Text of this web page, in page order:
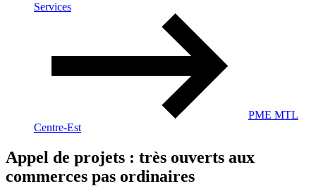
Services
PME MTL
Centre-Est
Appel de projets : très ouverts aux
commerces pas ordinaires